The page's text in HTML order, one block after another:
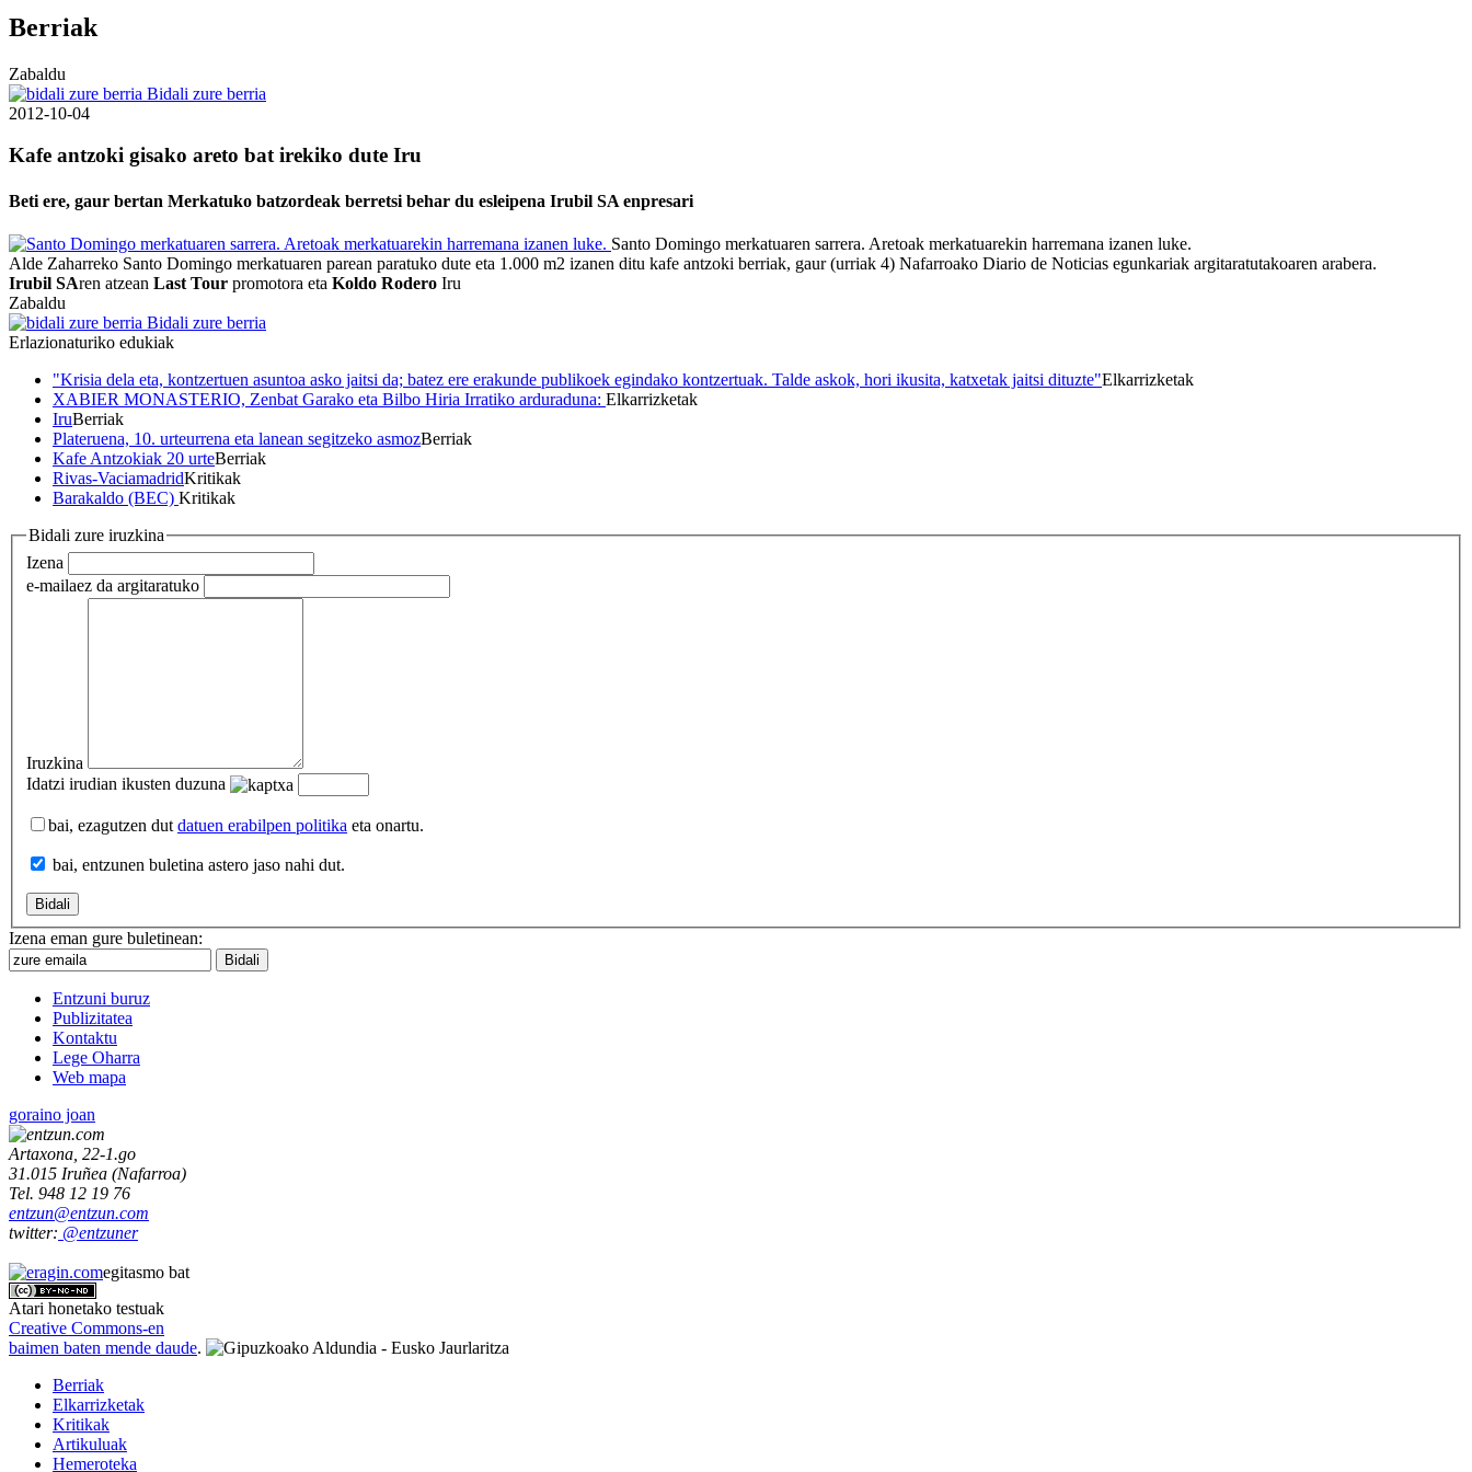
Berriak
Zabaldu
Bidali zure berria
2012-10-04
Kafe antzoki gisako areto bat irekiko dute Iru
Beti ere, gaur bertan Merkatuko batzordeak berretsi behar du esleipena Irubil SA enpresari
Santo Domingo merkatuaren sarrera. Aretoak merkatuarekin harremana izanen luke.
Alde Zaharreko Santo Domingo merkatuaren parean paratuko dute eta 1.000 m2 izanen ditu kafe antzoki berriak, gaur (urriak 4) Nafarroako Diario de Noticias egunkariak argitaratutakoaren arabera.
Irubil SAren atzean Last Tour promotora eta Koldo Rodero Iru
Zabaldu
Bidali zure berria
Erlazionaturiko edukiak
"Krisia dela eta, kontzertuen asuntoa asko jaitsi da; batez ere erakunde publikoek egindako kontzertuak. Talde askok, hori ikusita, katxetak jaitsi dituzte"Elkarrizketak
XABIER MONASTERIO, Zenbat Garako eta Bilbo Hiria Irratiko arduraduna: Elkarrizketak
IruBerriak
Plateruena, 10. urteurrena eta lanean segitzeko asmozBerriak
Kafe Antzokiak 20 urteBerriak
Rivas-VaciamadridKritikak
Barakaldo (BEC) Kritikak
Bidali zure iruzkina
Izena
e-mailaez da argitaratuko
Iruzkina
Idatzi irudian ikusten duzuna
bai, ezagutzen dut datuen erabilpen politika eta onartu.
bai, entzunen buletina astero jaso nahi dut.
Izena eman gure buletinean:
Entzuni buruz
Publizitatea
Kontaktu
Lege Oharra
Web mapa
goraino joan
Artaxona, 22-1.go
31.015 Iruñea (Nafarroa)
Tel. 948 12 19 76
entzun@entzun.com
twitter: @entzuner
egitasmo bat
Atari honetako testuak
Creative Commons-en
baimen baten mende daude.
Berriak
Elkarrizketak
Kritikak
Artikuluak
Hemeroteka